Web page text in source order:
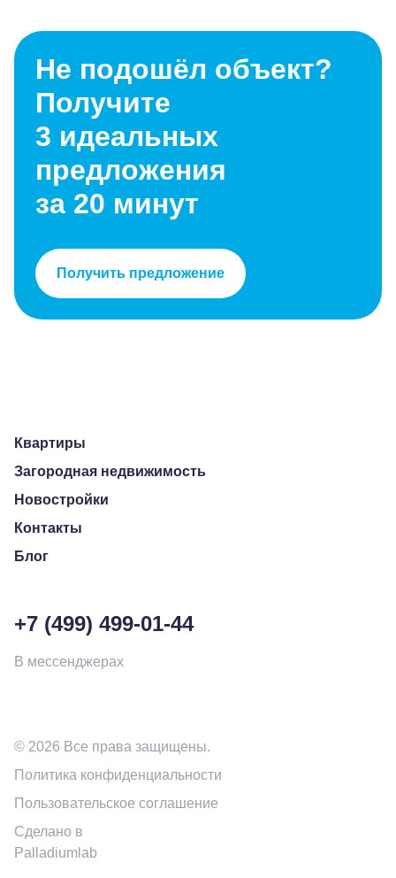
Не подошёл объект?
Получите
3 идеальных
предложения
за 20 минут
Получить предложение
Квартиры
Загородная недвижимость
Новостройки
Контакты
Блог
+7 (499) 499-01-44
В мессенджерах
© 2026 Все права защищены.
Политика конфиденциальности
Пользовательское соглашение
Сделано в
Palladiumlab